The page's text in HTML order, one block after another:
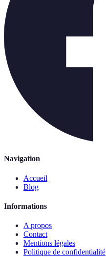
Navigation
Accueil
Blog
Informations
A propos
Contact
Mentions légales
Politique de confidentialité